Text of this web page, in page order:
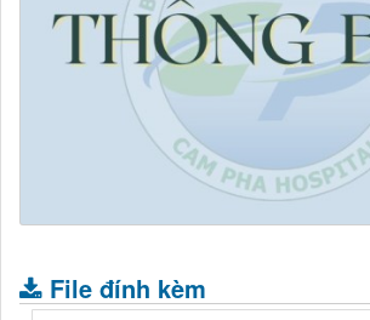
File đính kèm